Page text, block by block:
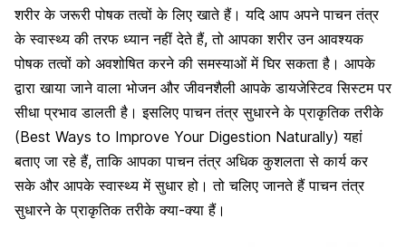
शरीर के जरूरी पोषक तत्वों के लिए खाते हैं। यदि आप अपने पाचन तंत्र
के स्वास्थ्य की तरफ ध्यान नहीं देते हैं, तो आपका शरीर उन आवश्यक
पोषक तत्वों को अवशोषित करने की समस्याओं में घिर सकता है। आपके
द्वारा खाया जाने वाला भोजन और जीवनशैली आपके डायजेस्टिव सिस्टम पर
सीधा प्रभाव डालती है। इसलिए पाचन तंत्र सुधारने के प्राकृतिक तरीके
(Best Ways to Improve Your Digestion Naturally) यहां
बताए जा रहे हैं, ताकि आपका पाचन तंत्र अधिक कुशलता से कार्य कर
सके और आपके स्वास्थ्य में सुधार हो। तो चलिए जानते हैं पाचन तंत्र
सुधारने के प्राकृतिक तरीके क्या-क्या हैं।